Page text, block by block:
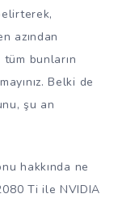
azından
bunların
Belki de
şu an
hakkında ne
Ti ile NVIDIA